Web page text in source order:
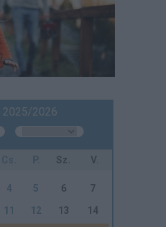
2025/2026
Cs. P. Sz. V.
4 5 6
7
11 12 13
14